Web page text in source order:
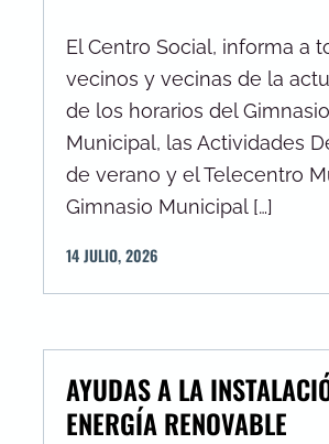
El Centro Social, informa a
vecinos y vecinas de la
de los horarios del Gimnasio
Municipal, las Actividades
de verano y el Telecentro
Gimnasio Municipal […]
14 JULIO,2026
AYUDAS A LA
ENERGÍA RENOVABLE